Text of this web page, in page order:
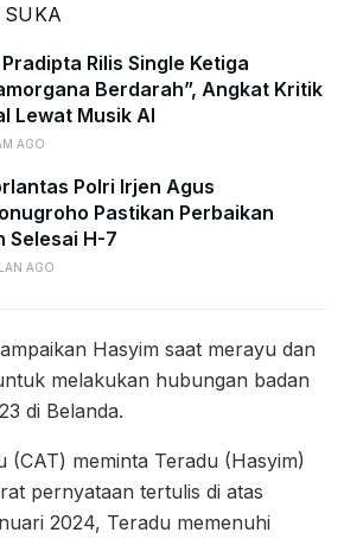
Rilis Single Ketiga
Berdarah”, Angkat Kritik
Lewat Musik AI
AGO
Polri Irjen Agus
Pastikan Perbaikan
Selesai H-7
AGO
Hasyim saat merayu dan
melakukan hubungan badan
di Belanda.
(CAT) meminta Teradu (Hasyim)
pernyataan tertulis di atas
2024, Teradu memenuhi